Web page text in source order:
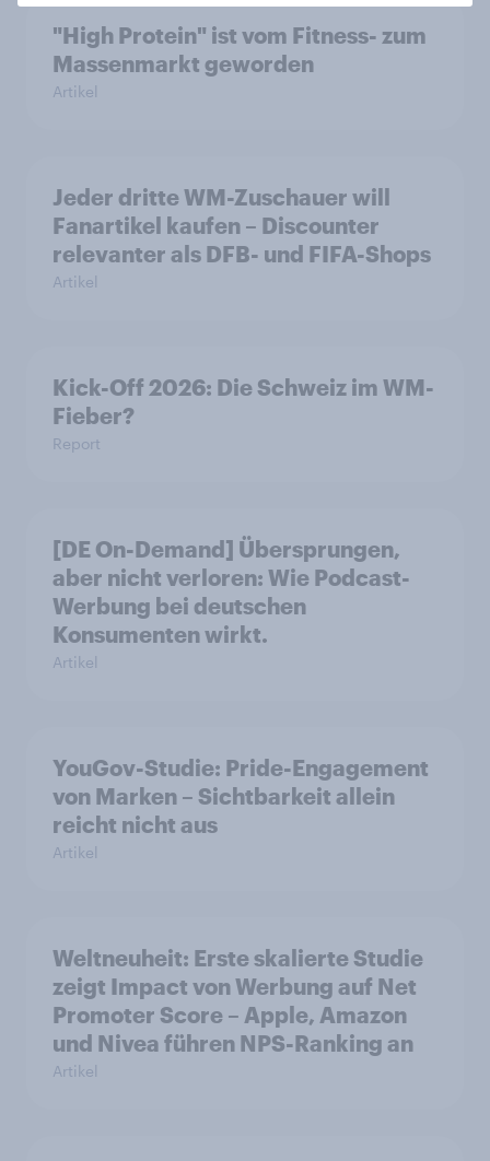
"High Protein" ist vom Fitness- zum
Massenmarkt geworden
Artikel
Jeder dritte WM-Zuschauer will
Fanartikel kaufen – Discounter
relevanter als DFB- und FIFA-Shops
Artikel
Kick-Off 2026: Die Schweiz im WM-
Fieber?​
Report
[DE On-Demand] Übersprungen,
aber nicht verloren: Wie Podcast-
Werbung bei deutschen
Konsumenten wirkt.
Artikel
YouGov-Studie: Pride-Engagement
von Marken – Sichtbarkeit allein
reicht nicht aus
Artikel
Weltneuheit: Erste skalierte Studie
zeigt Impact von Werbung auf Net
Promoter Score – Apple, Amazon
und Nivea führen NPS-Ranking an
Artikel